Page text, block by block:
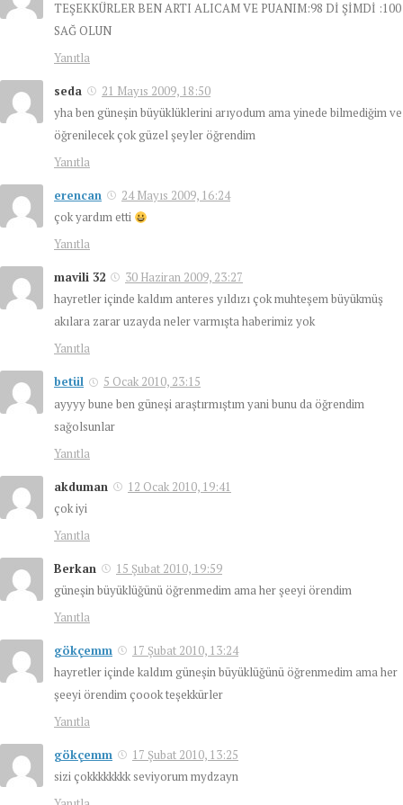
TEŞEKKÜRLER BEN ARTI ALICAM VE PUANIM:98 Dİ ŞİMDİ :100
SAĞ OLUN
Yanıtla
seda
21 Mayıs 2009, 18:50
yha ben güneşin büyüklüklerini arıyodum ama yinede bilmediğim ve
öğrenilecek çok güzel şeyler öğrendim
Yanıtla
erencan
24 Mayıs 2009, 16:24
çok yardım etti
Yanıtla
mavili 32
30 Haziran 2009, 23:27
hayretler içinde kaldım anteres yıldızı çok muhteşem büyükmüş
akılara zarar uzayda neler varmışta haberimiz yok
Yanıtla
betül
5 Ocak 2010, 23:15
ayyyy bune ben güneşi araştırmıştım yani bunu da öğrendim
sağolsunlar
Yanıtla
akduman
12 Ocak 2010, 19:41
çok iyi
Yanıtla
Berkan
15 Şubat 2010, 19:59
güneşin büyüklüğünü öğrenmedim ama her şeeyi örendim
Yanıtla
gökçemm
17 Şubat 2010, 13:24
hayretler içinde kaldım güneşin büyüklüğünü öğrenmedim ama her
şeeyi örendim çoook teşekkürler
Yanıtla
gökçemm
17 Şubat 2010, 13:25
sizi çokkkkkkkk seviyorum mydzayn